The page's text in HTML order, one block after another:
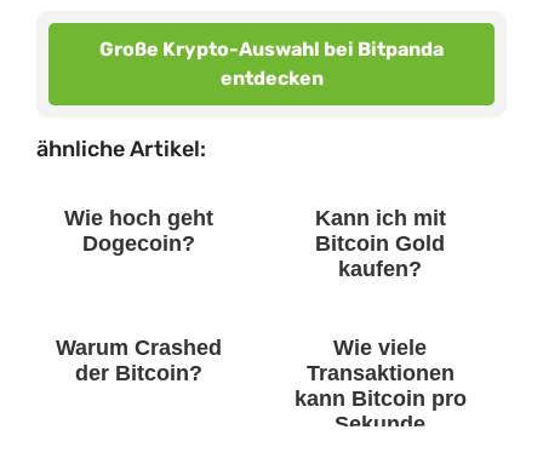
Große Krypto-Auswahl bei Bitpanda
entdecken
ähnliche Artikel:
Wie hoch geht
Dogecoin?
Kann ich mit
Bitcoin Gold
kaufen?
Warum Crashed
der Bitcoin?
Wie viele
Transaktionen
kann Bitcoin pro
Sekunde